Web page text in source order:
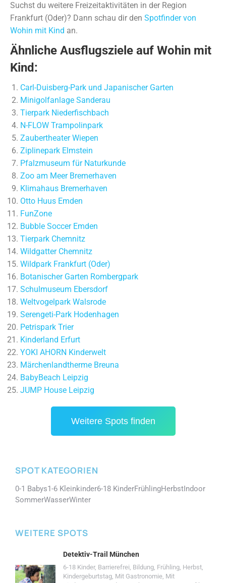
Suchst du weitere Freizeitaktivitäten in der Region
Frankfurt (Oder)? Dann schau dir den Spotfinder von
Wohin mit Kind an.
Ähnliche Ausflugsziele auf Wohin mit
Kind:
Carl-Duisberg-Park und Japanischer Garten
Minigolfanlage Sanderau
Tierpark Niederfischbach
N-FLOW Trampolinpark
Zaubertheater Wiepen
Ziplinepark Elmstein
Pfalzmuseum für Naturkunde
Zoo am Meer Bremerhaven
Klimahaus Bremerhaven
Otto Huus Emden
FunZone
Bubble Soccer Emden
Tierpark Chemnitz
Wildgatter Chemnitz
Wildpark Frankfurt (Oder)
Botanischer Garten Rombergpark
Schulmuseum Ebersdorf
Weltvogelpark Walsrode
Serengeti-Park Hodenhagen
Petrispark Trier
Kinderland Erfurt
YOKI AHORN Kinderwelt
Märchenlandtherme Breuna
BabyBeach Leipzig
JUMP House Leipzig
Weitere Spots finden
SPOT KATEGORIEN
0-1 Babys1-6 Kleinkinder6-18 KinderFrühlingHerbstIndoor
SommerWasserWinter
WEITERE SPOTS
Detektiv-Trail München
6-18 Kinder, Barrierefrei, Bildung, Frühling, Herbst,
Kindergeburtstag, Mit Gastronomie, Mit